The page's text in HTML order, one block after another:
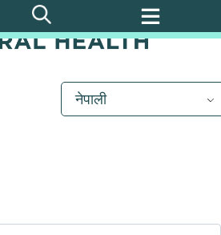
नेपाली